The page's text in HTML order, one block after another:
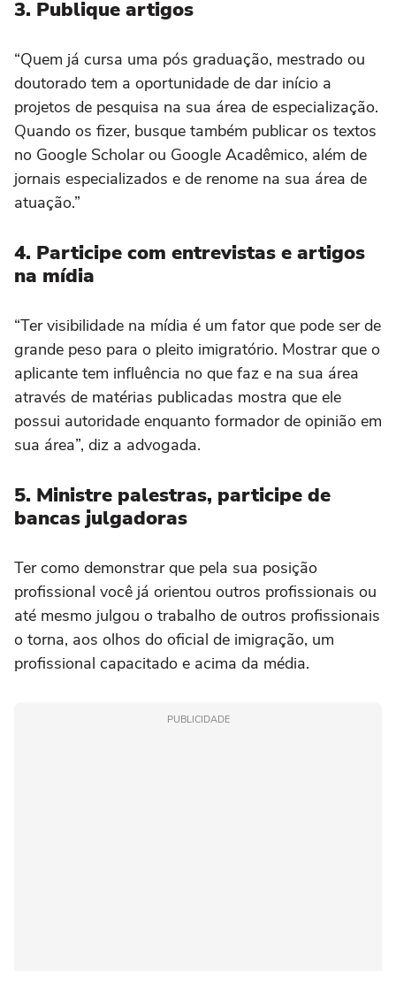
3. Publique artigos
“Quem já cursa uma pós graduação, mestrado ou
doutorado tem a oportunidade de dar início a
projetos de pesquisa na sua área de especialização.
Quando os fizer, busque também publicar os textos
no Google Scholar ou Google Acadêmico, além de
jornais especializados e de renome na sua área de
atuação.”
4. Participe com entrevistas e artigos
na mídia
“Ter visibilidade na mídia é um fator que pode ser de
grande peso para o pleito imigratório. Mostrar que o
aplicante tem influência no que faz e na sua área
através de matérias publicadas mostra que ele
possui autoridade enquanto formador de opinião em
sua área”, diz a advogada.
5. Ministre palestras, participe de
bancas julgadoras
Ter como demonstrar que pela sua posição
profissional você já orientou outros profissionais ou
até mesmo julgou o trabalho de outros profissionais
o torna, aos olhos do oficial de imigração, um
profissional capacitado e acima da média.
PUBLICIDADE